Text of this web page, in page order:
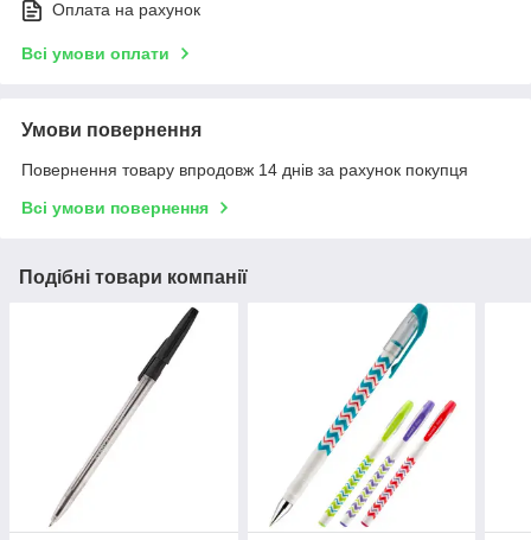
Оплата на рахунок
Всі умови оплати
Умови повернення
Повернення товару впродовж 14 днів за рахунок покупця
Всі умови повернення
Подібні товари компанії